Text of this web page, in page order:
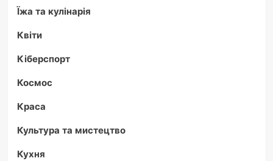
Їжа та кулінарія
Квіти
Кіберспорт
Космос
Краса
Культура та мистецтво
Кухня